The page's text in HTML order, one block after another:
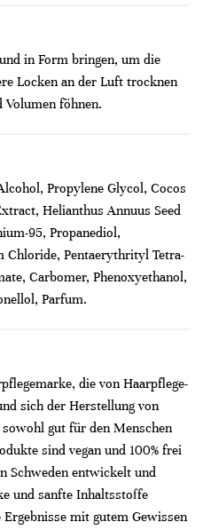
in Form bringen, um die
Locken an der Luft trocknen
föhnen.
Propylene Glycol, Cocos
Helianthus Annuus Seed
95, Propanediol,
Chloride, Pentaerythrityl Tetra-
Carbomer, Phenoxyethanol,
Parfum.
die von Haarpflege-
sich der Herstellung von
gut für den Menschen
sind vegan und 100% frei
Schweden entwickelt und
und sanfte Inhaltsstoffe
mit gutem Gewissen